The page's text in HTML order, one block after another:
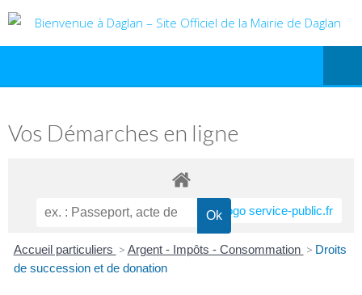
Vos Démarches en ligne
Accueil particuliers > Argent - Impôts - Consommation > Droits
de succession et de donation